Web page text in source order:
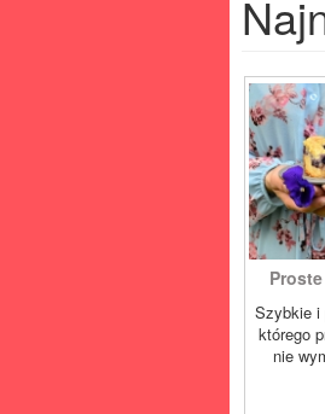
Szybkie i
którego
nie